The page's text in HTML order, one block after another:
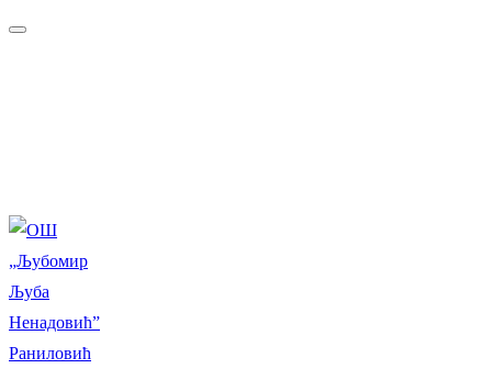
Прескочи
Изборник
Затворити